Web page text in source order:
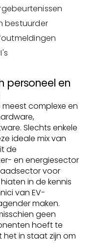
bestuurder
personeel en
complexe en
Slechts enkele
ideale mix van
de
en energiesector
voor
in de kennis
van EV-
maken.
geen
hoeft te
in staat zijn om